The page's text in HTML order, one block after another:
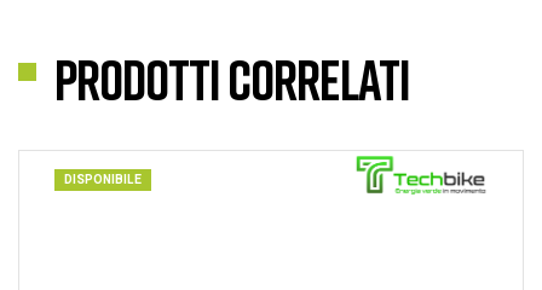
Prodotti correlati
DISPONIBILE